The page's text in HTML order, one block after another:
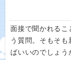
面接で聞かれるこ
う質問。そもそも
ばいいのでしょう